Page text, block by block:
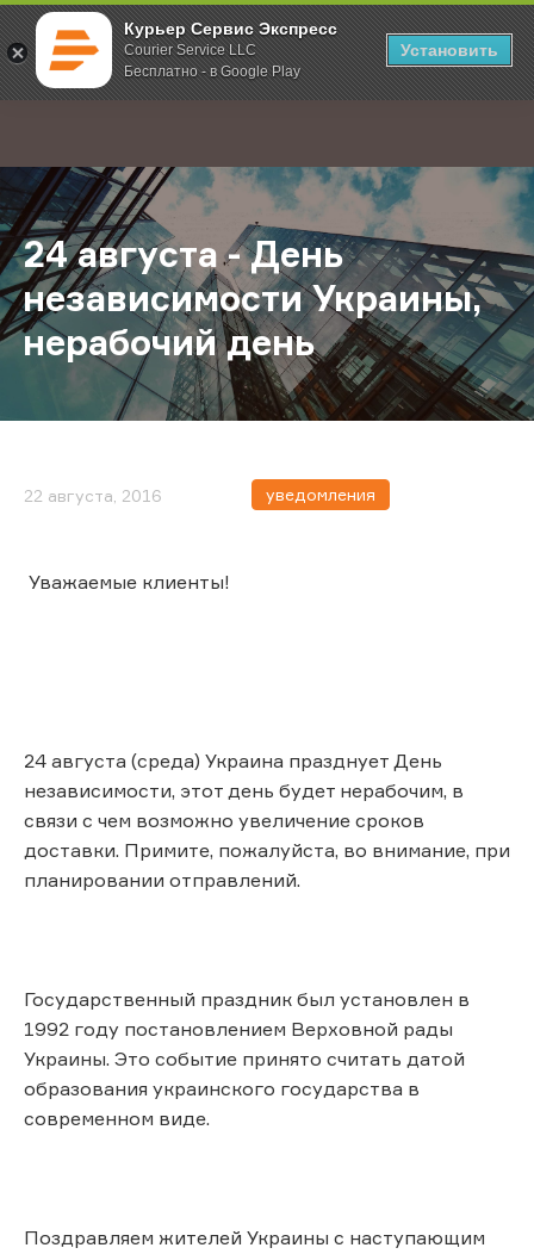
Курьер Сервис Экспресс
Courier Service LLC
Бесплатно - в Google Play
Установить
; Главная О компании Новости 24 августа - День независимости
24 августа - День
независимости Украины,
нерабочий день
22 августа, 2016 уведомления
Уважаемые клиенты!
24 августа (среда) Украина празднует День
независимости, этот день будет нерабочим, в
связи с чем возможно увеличение сроков
доставки. Примите, пожалуйста, во внимание, при
планировании отправлений.
Государственный праздник был установлен в
1992 году постановлением Верховной рады
Украины. Это событие принято считать датой
образования украинского государства в
современном виде.
Поздравляем жителей Украины с наступающим